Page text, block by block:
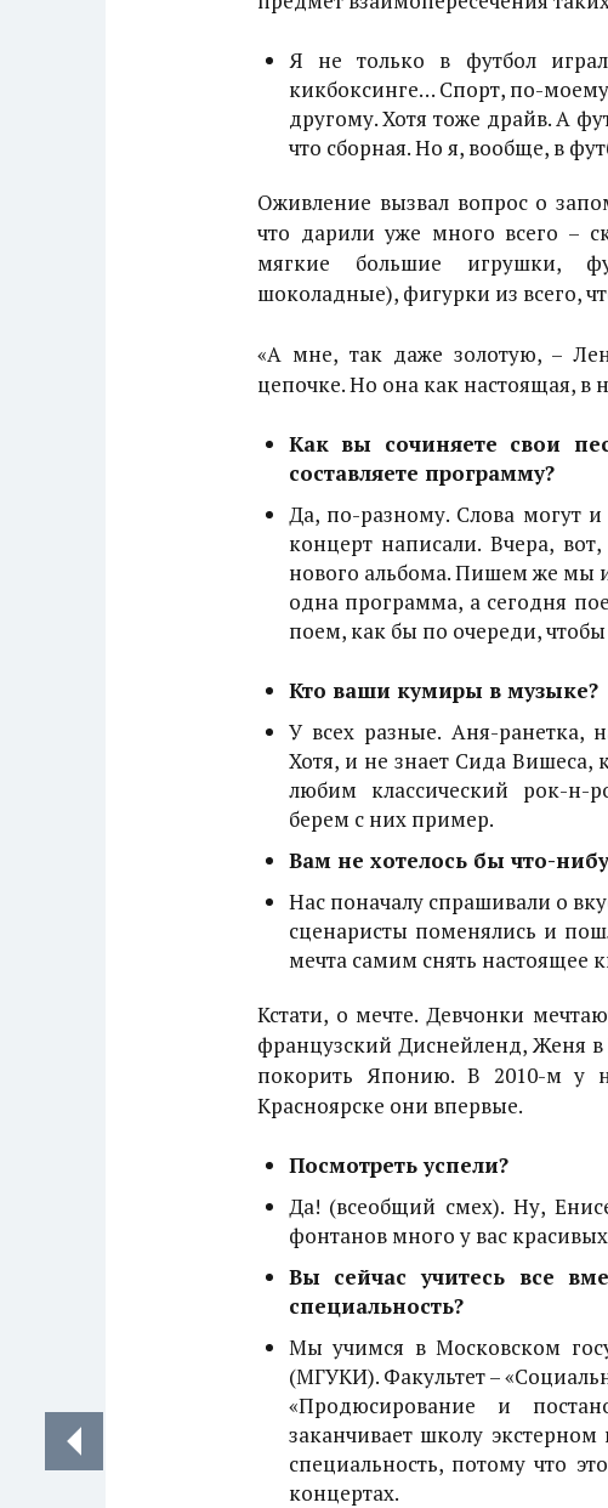
Я не только в футбол
кикбоксинге… Спорт, по-
другому. Хотя тоже драйв. А
что сборная. Но я, вообще, в
Оживление вызвал вопрос о
что дарили уже много всего –
мягкие большие игрушки,
шоколадные), фигурки из всего,
«А мне, так даже золотую, –
цепочке. Но она как настоящая, в
Как вы сочиняете свои
составляете программу?
Да, по-разному. Слова могут
концерт написали. Вчера,
нового альбома. Пишем же мы
одна программа, а сегодня
поем, как бы по очереди, чтобы
Кто ваши кумиры в музыке?
У всех разные. Аня-
Хотя, и не знает Сида Вишеса,
любим классический рок-н-
берем с них пример.
Вам не хотелось бы что-
Нас поначалу спрашивали о
сценаристы поменялись и
мечта самим снять настоящее
Кстати, о мечте. Девчонки
французский Диснейленд, Женя
покорить Японию. В 2010-м у
Красноярске они впервые.
Посмотреть успели?
Да! (всеобщий смех). Ну,
фонтанов много у вас
Вы сейчас учитесь все
специальность?
Мы учимся в Московском
(МГУКИ). Факультет –
«Продюсирование и
заканчивает школу
специальность, потому что
концертах.